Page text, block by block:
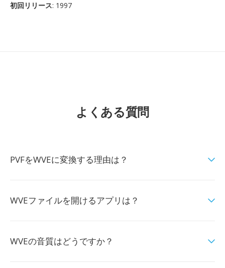
初回リリース: 1997
よくある質問
PVFをWVEに変換する理由は？
WVEファイルを開けるアプリは？
WVEの音質はどうですか？